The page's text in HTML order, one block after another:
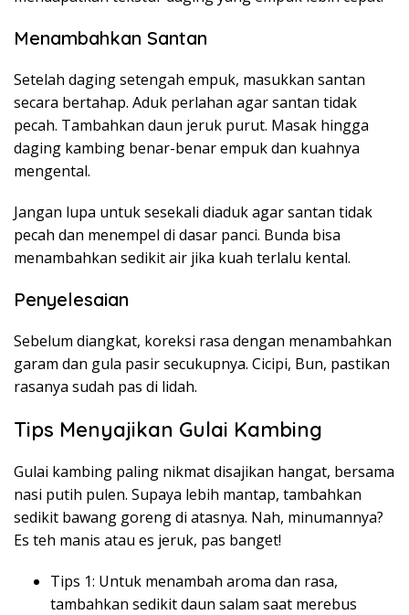
Menambahkan Santan
Setelah daging setengah empuk, masukkan santan
secara bertahap. Aduk perlahan agar santan tidak
pecah. Tambahkan daun jeruk purut. Masak hingga
daging kambing benar-benar empuk dan kuahnya
mengental.
Jangan lupa untuk sesekali diaduk agar santan tidak
pecah dan menempel di dasar panci. Bunda bisa
menambahkan sedikit air jika kuah terlalu kental.
Penyelesaian
Sebelum diangkat, koreksi rasa dengan menambahkan
garam dan gula pasir secukupnya. Cicipi, Bun, pastikan
rasanya sudah pas di lidah.
Tips Menyajikan Gulai Kambing
Gulai kambing paling nikmat disajikan hangat, bersama
nasi putih pulen. Supaya lebih mantap, tambahkan
sedikit bawang goreng di atasnya. Nah, minumannya?
Es teh manis atau es jeruk, pas banget!
Tips 1: Untuk menambah aroma dan rasa,
tambahkan sedikit daun salam saat merebus